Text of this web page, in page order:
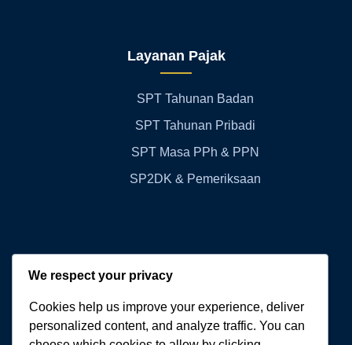
Layanan Pajak
SPT Tahunan Badan
SPT Tahunan Pribadi
SPT Masa PPh & PPN
SP2DK & Pemeriksaan
Kontak Kami
WA:+62 811-3060-770
We respect your privacy
Cookies help us improve your experience, deliver
personalized content, and analyze traffic. You can